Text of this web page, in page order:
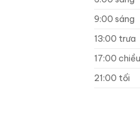
9:00 sáng
13:00 trưa
17:00 chiều
21:00 tối